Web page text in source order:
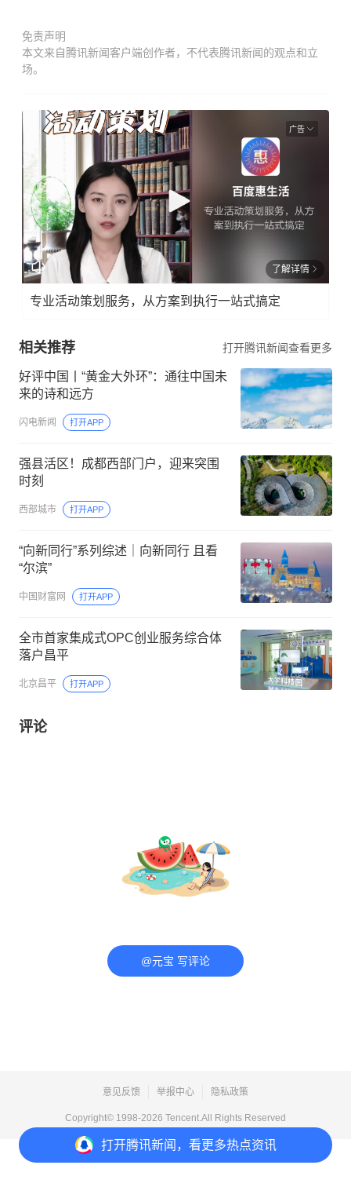
免责声明
本文来自腾讯新闻客户端创作者，不代表腾讯新闻的观点和立
场。
打开腾讯新闻，看更多热点资讯
广告
了解详情
专业活动策划服务，从方案到执行一站式搞定
相关推荐 打开腾讯新闻查看更多
好评中国丨“黄金大外环”：通往中国未
来的诗和远方
闪电新闻 打开APP
强县活区！成都西部门户，迎来突围
时刻
西部城市 打开APP
“向新同行”系列综述｜向新同行 且看
“尔滨”
中国财富网 打开APP
全市首家集成式OPC创业服务综合体
落户昌平
北京昌平 打开APP
评论
@元宝 写评论
意见反馈 举报中心 隐私政策
Copyright© 1998-2026 Tencent.All Rights Reserved